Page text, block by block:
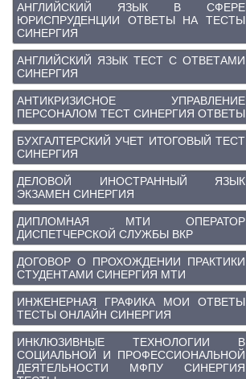
АНГЛИЙСКИЙ ЯЗЫК В СФЕРЕ
ЮРИСПРУДЕНЦИИ ОТВЕТЫ НА ТЕСТЫ
СИНЕРГИЯ
АНГЛИЙСКИЙ ЯЗЫК ТЕСТ С ОТВЕТАМИ
СИНЕРГИЯ
АНТИКРИЗИСНОЕ УПРАВЛЕНИЕ
ПЕРСОНАЛОМ ТЕСТ СИНЕРГИЯ ОТВЕТЫ
БУХГАЛТЕРСКИЙ УЧЕТ ИТОГОВЫЙ ТЕСТ
СИНЕРГИЯ
ДЕЛОВОЙ ИНОСТРАННЫЙ ЯЗЫК
ЭКЗАМЕН СИНЕРГИЯ
ДИПЛОМНАЯ МТИ ОПЕРАТОР
ДИСПЕТЧЕРСКОЙ СЛУЖБЫ ВКР
ДОГОВОР О ПРОХОЖДЕНИИ ПРАКТИКИ
СТУДЕНТАМИ СИНЕРГИЯ МТИ
ИНЖЕНЕРНАЯ ГРАФИКА МОИ ОТВЕТЫ
ТЕСТЫ ОНЛАЙН СИНЕРГИЯ
ИНКЛЮЗИВНЫЕ ТЕХНОЛОГИИ В
СОЦИАЛЬНОЙ И ПРОФЕССИОНАЛЬНОЙ
ДЕЯТЕЛЬНОСТИ МФПУ СИНЕРГИЯ